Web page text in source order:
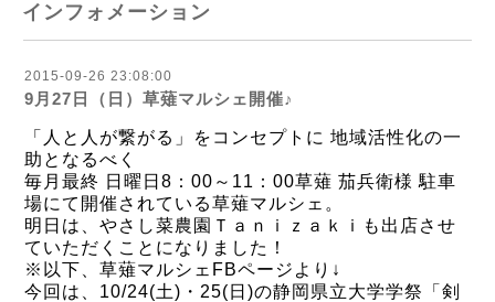
インフォメーション
2015-09-26 23:08:00
9月27日（日）草薙マルシェ開催♪
「人と人が繋がる」をコンセプトに 地域活性化の一
助となるべく
毎月最終 日曜日8：00～11：00草薙 茄兵衛様 駐車
場にて開催されている草薙マルシェ。
明日は、やさし菜農園Ｔａｎｉｚａｋｉも出店させ
ていただくことになりました！
※以下、草薙マルシェFBページより↓
今回は、10/24(土)・25(日)の静岡県立大学学祭「剣